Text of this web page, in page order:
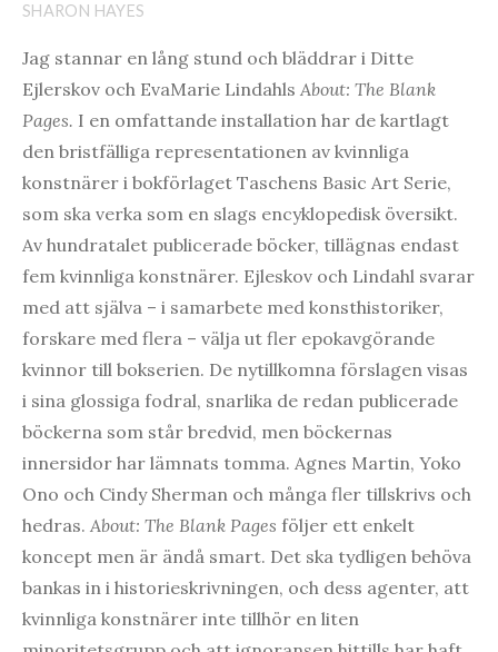
SHARON HAYES
Jag stannar en lång stund och bläddrar i Ditte
Ejlerskov och EvaMarie Lindahls About: The Blank
Pages. I en omfattande installation har de kartlagt
den bristfälliga representationen av kvinnliga
konstnärer i bokförlaget Taschens Basic Art Serie,
som ska verka som en slags encyklopedisk översikt.
Av hundratalet publicerade böcker, tillägnas endast
fem kvinnliga konstnärer. Ejleskov och Lindahl svarar
med att själva – i samarbete med konsthistoriker,
forskare med flera – välja ut fler epokavgörande
kvinnor till bokserien. De nytillkomna förslagen visas
i sina glossiga fodral, snarlika de redan publicerade
böckerna som står bredvid, men böckernas
innersidor har lämnats tomma. Agnes Martin, Yoko
Ono och Cindy Sherman och många fler tillskrivs och
hedras. About: The Blank Pages följer ett enkelt
koncept men är ändå smart. Det ska tydligen behöva
bankas in i historieskrivningen, och dess agenter, att
kvinnliga konstnärer inte tillhör en liten